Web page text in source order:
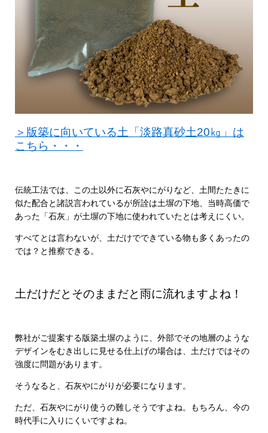
＞版築に向いている土「淡路真砂土20㎏」は
こちら・・・
伝統工法では、この土以外に石灰やにがりなど、土間たたきに
似た配合と諸説言われているが所詮は土塀の下地、当時高価で
あった「石灰」が土塀の下地に使われていたとは考えにくい。
すべてとは言わないが、土だけでできている物も多くあったの
では？と推察できる。
土だけだとそのままだと雨に流れますよね！
弊社がご提案する版築土塀のように、外部でその地層のような
デザインをむき出しに見せる仕上げの場合は、土だけではその
強度に問題があります。
そうなると、石灰やにがりが必要になります。
ただ、石灰やにがり使うの難しそうですよね。もちろん、今の
時代手に入りにくいですよね。